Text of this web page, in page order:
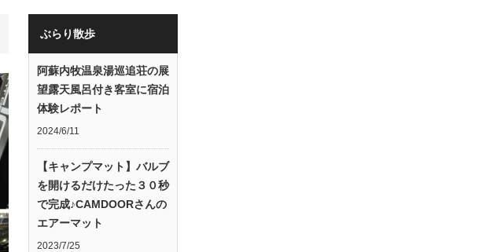
ぶらり散歩
阿蘇内牧温泉湯巡追荘の展
望露天風呂付き客室に宿泊
体験レポート
2024/6/11
【キャンプマット】バルブ
を開けるだけたった３０秒
で完成♪CAMDOORさんの
エアーマット
2023/7/25